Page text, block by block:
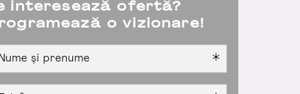
interesează ofertă?
o vizionare!